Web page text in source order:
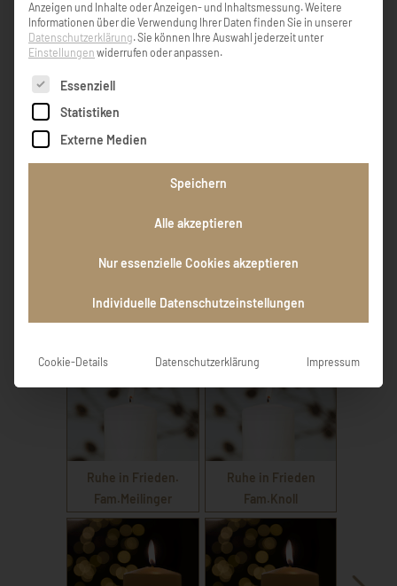
KONDOLENZBUCH ( 1 )
Ruhe in Frieden
Hans und Gerda Knoll
GEDENKKERZEN ( 13 )
Ruhe in Frieden.
Fam.Meilinger
Ruhe in Frieden
Fam.Knoll
Anzeigen und Inhalte oder Anzeigen- und Inhaltsmessung.Weitere
Informationen über die Verwendung Ihrer Daten finden Sie in unserer
Datenschutzerklärung.Sie können Ihre Auswahl jederzeit unter
Einstellungen widerrufen oder anpassen.
Es folgt eine Liste der Service-Gruppen, für die eine
Essenziell
Statistiken
Externe Medien
Speichern
Alle akzeptieren
Nur essenzielle Cookies akzeptieren
Individuelle Datenschutzeinstellungen
Cookie-Details Datenschutzerklärung Impressum